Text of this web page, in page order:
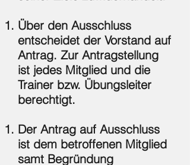
Über den Ausschluss
entscheidet der Vorstand auf
Antrag. Zur Antragstellung
ist jedes Mitglied und die
Trainer bzw. Übungsleiter
berechtigt.
Der Antrag auf Ausschluss
ist dem betroffenen Mitglied
samt Begründung